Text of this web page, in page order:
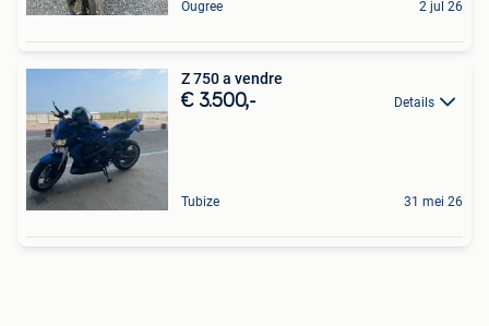
Ougree 2 jul 26
Z 750 a vendre
€ 3.500,- Details
Tubize 31 mei 26